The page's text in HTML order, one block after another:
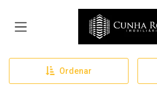
Página inicial
Ordenar